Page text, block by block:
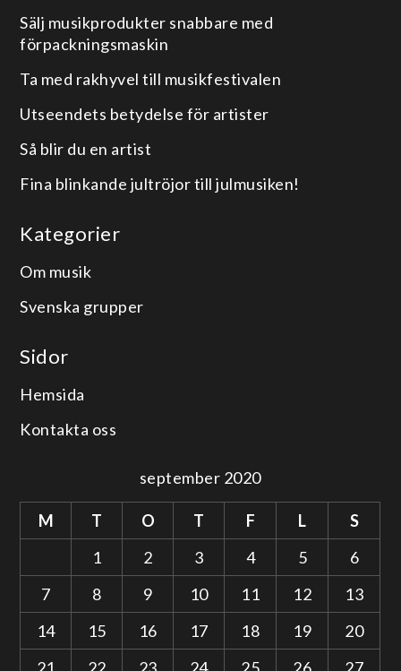
Sälj musikprodukter snabbare med
förpackningsmaskin
Ta med rakhyvel till musikfestivalen
Utseendets betydelse för artister
Så blir du en artist
Fina blinkande jultröjor till julmusiken!
Kategorier
Om musik
Svenska grupper
Sidor
Hemsida
Kontakta oss
september 2020
M T O T F L
S
1
2 3 4 5
6
7
8 9 10 11 12
13
14
15 16 17 18 19
20